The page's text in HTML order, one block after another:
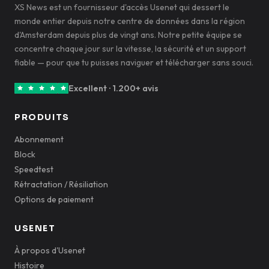
XS News est un fournisseur d'accès Usenet qui dessert le
monde entier depuis notre centre de données dans la région
d'Amsterdam depuis plus de vingt ans. Notre petite équipe se
concentre chaque jour sur la vitesse, la sécurité et un support
fiable — pour que tu puisses naviguer et télécharger sans souci.
Excellent · 1.200+ avis
PRODUITS
Abonnement
Block
Speedtest
Rétractation / Résiliation
Options de paiement
USENET
À propos d'Usenet
Histoire